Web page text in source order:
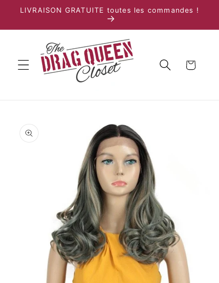
passer
LIVRAISON GRATUITE toutes les commandes !
Panier
informations
produits